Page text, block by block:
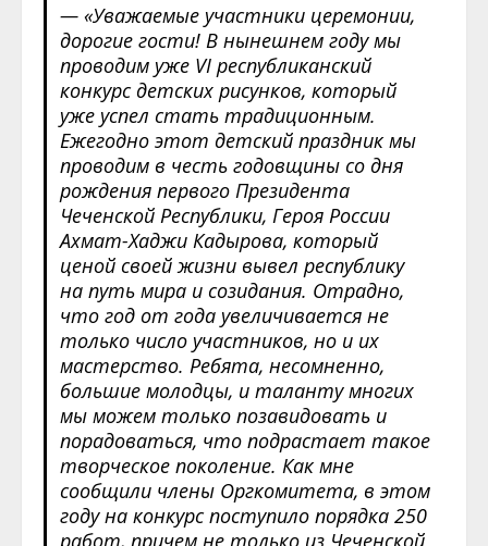
— «Уважаемые участники церемонии,
дорогие гости! В нынешнем году мы
проводим уже VI республиканский
конкурс детских рисунков, который
уже успел стать традиционным.
Ежегодно этот детский праздник мы
проводим в честь годовщины со дня
рождения первого Президента
Чеченской Республики, Героя России
Ахмат-Хаджи Кадырова, который
ценой своей жизни вывел республику
на путь мира и созидания. Отрадно,
что год от года увеличивается не
только число участников, но и их
мастерство. Ребята, несомненно,
большие молодцы, и таланту многих
мы можем только позавидовать и
порадоваться, что подрастает такое
творческое поколение. Как мне
сообщили члены Оргкомитета, в этом
году на конкурс поступило порядка 250
работ, причем не только из Чеченской